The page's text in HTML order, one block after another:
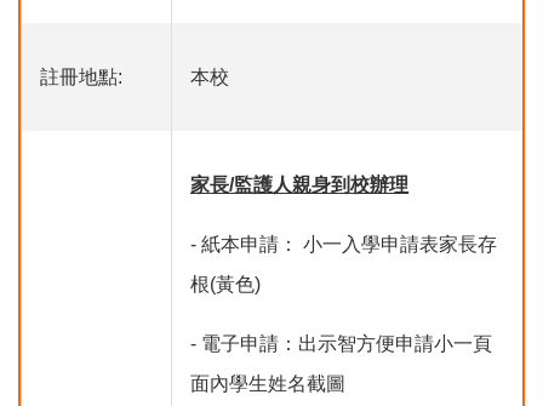
註冊地點: 本校
家長/監護人親身到校辦理
- 紙本申請： 小一入學申請表家長存
根(黃色)
- 電子申請：出示智方便申請小一頁
面內學生姓名截圖